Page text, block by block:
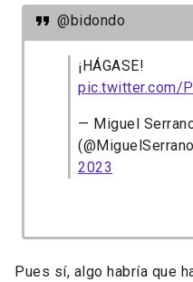
@bidondo
¡HÁGASE!
pic.twitter.com/
— Miguel
2023
Pues sí, algo habría que